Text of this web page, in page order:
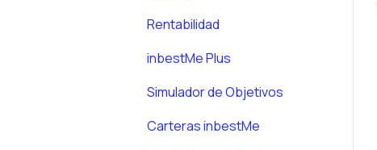
Rentabilidad
inbestMe Plus
Simulador de Objetivos
Carteras inbestMe